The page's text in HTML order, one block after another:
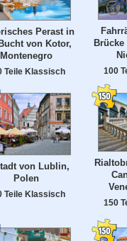
Perast in
von Kotor,
Montenegro
Teile Klassisch
Brücke
100
von Lublin,
Polen
Teile Klassisch
150